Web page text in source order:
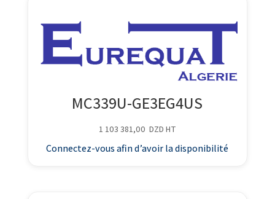
MC339U-GE3EG4US
1 103 381,00 DZD HT
Connectez-vous afin d’avoir la disponibilité